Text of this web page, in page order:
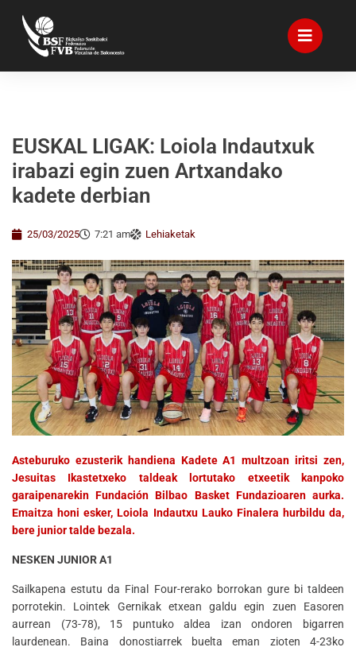
EUSKAL LIGAK: Loiola Indautxuk
irabazi egin zuen Artxandako
kadete derbian
25/03/2025 7:21 am Lehiaketak
Asteburuko ezusterik handiena Kadete A1 multzoan iritsi zen,
Jesuitas Ikastetxeko taldeak lortutako etxeetik kanpoko
garaipenarekin Fundación Bilbao Basket Fundazioaren aurka.
Emaitza honi esker, Loiola Indautxu Lauko Finalera hurbildu da,
bere junior talde bezala.
NESKEN JUNIOR A1
Sailkapena estutu da Final Four-rerako borrokan gure bi taldeen
porrotekin. Lointek Gernikak etxean galdu egin zuen Easoren
aurrean (73-78), 15 puntuko aldea izan ondoren bigarren
laurdenean. Baina donostiarrek buelta eman zioten 4-23ko